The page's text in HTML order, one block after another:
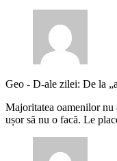
Geo - D-ale zilei: De la
Majoritatea oamenilor nu
ușor să nu o facă. Le